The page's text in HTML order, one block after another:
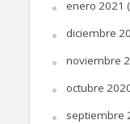
enero 2021
diciembre
noviembre
octubre
septiembre